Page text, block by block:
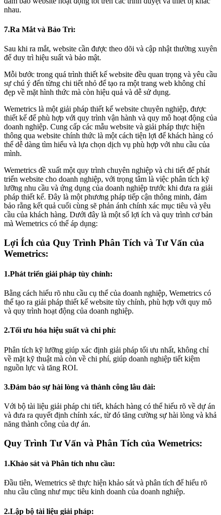
nhau.
7.Ra Mắt và Bảo Trì:
Sau khi ra mắt, website cần được theo dõi và cập nhật thường xuyên
để duy trì hiệu suất và bảo mật.
Mỗi bước trong quá trình thiết kế website đều quan trọng và yêu cầu
sự chú ý đến từng chi tiết nhỏ để tạo ra một trang web không chỉ
đẹp về mặt hình thức mà còn hiệu quả và dễ sử dụng.
Wemetrics là một giải pháp thiết kế website chuyên nghiệp, được
thiết kế để phù hợp với quy trình vận hành và quy mô hoạt động của
doanh nghiệp. Cung cấp các mẫu website và giải pháp thực hiện
thông qua website chính thức là một cách tiện lợi để khách hàng có
thể dễ dàng tìm hiểu và lựa chọn dịch vụ phù hợp với nhu cầu của
mình.
Wemetrics đề xuất một quy trình chuyên nghiệp và chi tiết để phát
triển website cho doanh nghiệp, với trọng tâm là việc phân tích kỹ
lưỡng nhu cầu và ứng dụng của doanh nghiệp trước khi đưa ra giải
pháp thiết kế. Đây là một phương pháp tiếp cận thông minh, đảm
bảo rằng kết quả cuối cùng sẽ phản ánh chính xác mục tiêu và yêu
cầu của khách hàng. Dưới đây là một số lợi ích và quy trình cơ bản
mà Wemetrics có thể áp dụng:
Lợi Ích của Quy Trình Phân Tích và Tư Vấn của
Wemetrics:
1.Phát triển giải pháp tùy chỉnh:
Bằng cách hiểu rõ nhu cầu cụ thể của doanh nghiệp, Wemetrics có
thể tạo ra giải pháp thiết kế website tùy chỉnh, phù hợp với quy mô
và quy trình hoạt động của doanh nghiệp.
2.Tối ưu hóa hiệu suất và chi phí:
Phân tích kỹ lưỡng giúp xác định giải pháp tối ưu nhất, không chỉ
về mặt kỹ thuật mà còn về chi phí, giúp doanh nghiệp tiết kiệm
nguồn lực và tăng ROI.
3.Đảm bảo sự hài lòng và thành công lâu dài:
Với bộ tài liệu giải pháp chi tiết, khách hàng có thể hiểu rõ về dự án
và đưa ra quyết định chính xác, từ đó tăng cường sự hài lòng và khả
năng thành công của dự án.
Quy Trình Tư Vấn và Phân Tích của Wemetrics:
1.Khảo sát và Phân tích nhu cầu:
Đầu tiên, Wemetrics sẽ thực hiện khảo sát và phân tích để hiểu rõ
nhu cầu cũng như mục tiêu kinh doanh của doanh nghiệp.
2.Lập bộ tài liệu giải pháp: